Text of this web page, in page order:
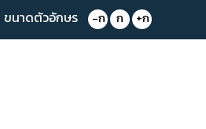
ขนาดตัวอักษร -ก ก +ก